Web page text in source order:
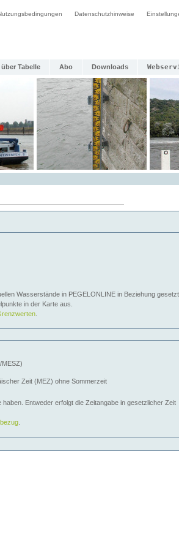
Datenschutzhinweise
Tabelle Abo Downloads
Wasserstände in PEGELONLINE in Beziehung gesetzt
in der Karte aus.
Zeit (MEZ) ohne Sommerzeit
Entweder erfolgt die Zeitangabe in gesetzlicher Zeit